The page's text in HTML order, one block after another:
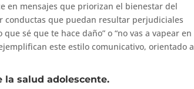
en mensajes que priorizan el bienestar del
conductas que puedan resultar perjudiciales
sé que te hace daño” o “no vas a vapear en
este estilo comunicativo, orientado a
la salud adolescente.